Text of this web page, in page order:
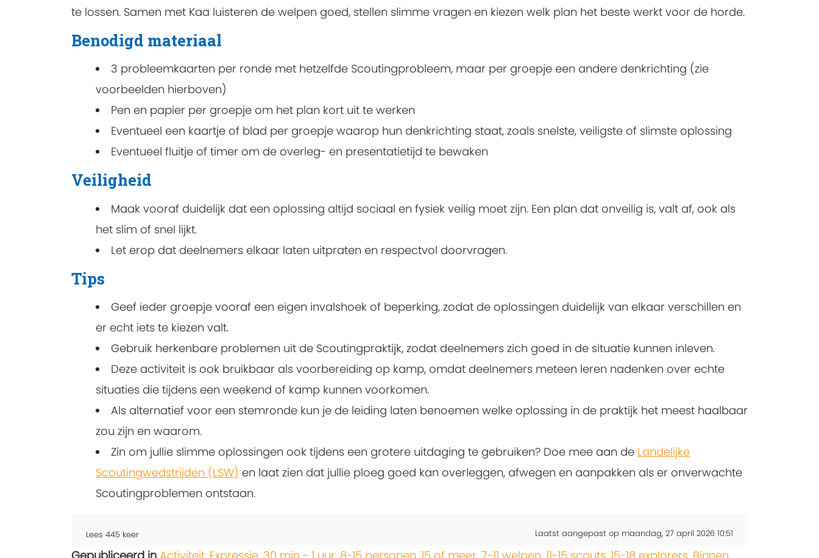
te lossen. Samen met Kaa luisteren de welpen goed, stellen slimme vragen en kiezen welk plan het beste werkt voor de horde.
Benodigd materiaal
3 probleemkaarten per ronde met hetzelfde Scoutingprobleem, maar per groepje een andere denkrichting (zie
voorbeelden hierboven)
Pen en papier per groepje om het plan kort uit te werken
Eventueel een kaartje of blad per groepje waarop hun denkrichting staat, zoals snelste, veiligste of slimste oplossing
Eventueel fluitje of timer om de overleg- en presentatietijd te bewaken
Veiligheid
Maak vooraf duidelijk dat een oplossing altijd sociaal en fysiek veilig moet zijn. Een plan dat onveilig is, valt af, ook als
het slim of snel lijkt.
Let erop dat deelnemers elkaar laten uitpraten en respectvol doorvragen.
Tips
Geef ieder groepje vooraf een eigen invalshoek of beperking, zodat de oplossingen duidelijk van elkaar verschillen en
er echt iets te kiezen valt.
Gebruik herkenbare problemen uit de Scoutingpraktijk, zodat deelnemers zich goed in de situatie kunnen inleven.
Deze activiteit is ook bruikbaar als voorbereiding op kamp, omdat deelnemers meteen leren nadenken over echte
situaties die tijdens een weekend of kamp kunnen voorkomen.
Als alternatief voor een stemronde kun je de leiding laten benoemen welke oplossing in de praktijk het meest haalbaar
zou zijn en waarom.
Zin om jullie slimme oplossingen ook tijdens een grotere uitdaging te gebruiken? Doe mee aan de Landelijke
Scoutingwedstrijden (LSW) en laat zien dat jullie ploeg goed kan overleggen, afwegen en aanpakken als er onverwachte
Scoutingproblemen ontstaan.
Lees 445 keer Laatst aangepast op maandag, 27 april 2026 10:51